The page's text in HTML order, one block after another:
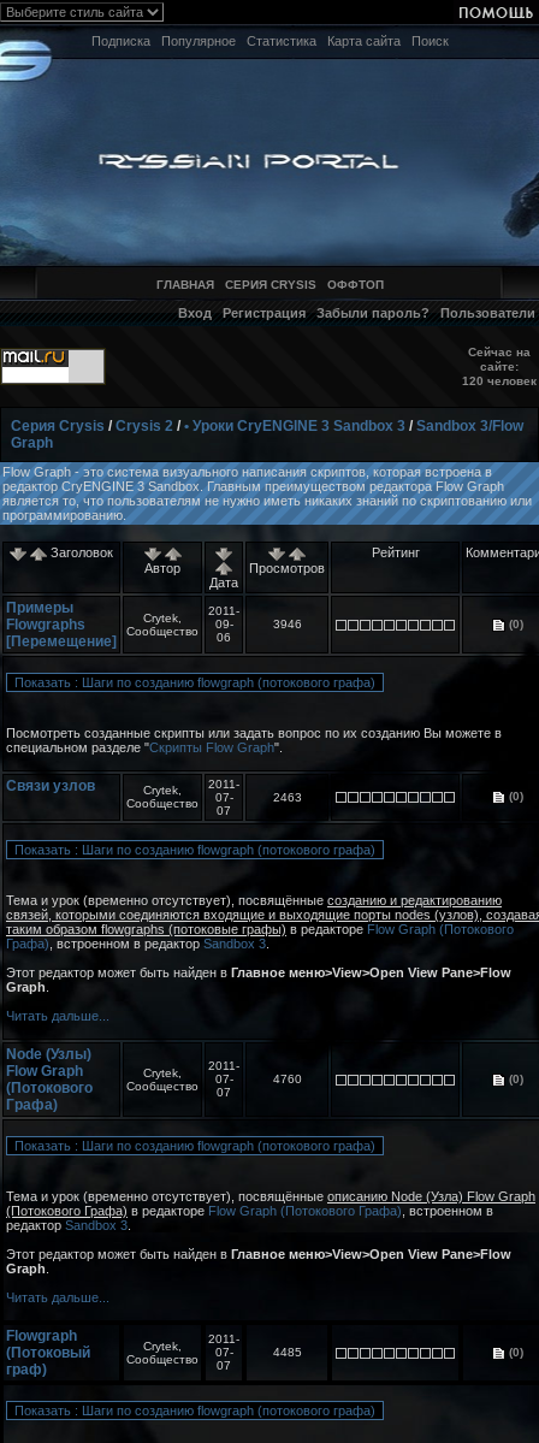
Подписка Популярное Статистика Карта сайта Поиск
ГЛАВНАЯ СЕРИЯ CRYSIS ОФФТОП
Вход Регистрация Забыли пароль? Пользователи
Сейчас на
сайте:
120 человек
Серия Crysis /Crysis 2 /• Уроки CryENGINE 3 Sandbox 3 /Sandbox 3/Flow
Graph
Flow Graph - это система визуального написания скриптов, которая встроена в
редактор CryENGINE 3 Sandbox. Главным преимуществом редактора Flow Graph
является то, что пользователям не нужно иметь никаких знаний по скриптованию или
программированию.
Заголовок
Автор
Дата
Просмотров
Рейтинг
Примеры
Flowgraphs
[Перемещение]
Crytek,
Сообщество
2011-
09-
06
3946 (0)
Посмотреть созданные скрипты или задать вопрос по их созданию Вы можете в
специальном разделе "Скрипты Flow Graph".
Связи узлов
Crytek,
Сообщество
2011-
07-
07
2463 (0)
Тема и урок (временно отсутствует), посвящённые созданию и редактированию
связей, которыми соединяются входящие и выходящие порты nodes (узлов),
таким образом flowgraphs (потоковые графы) в редакторе Flow Graph (Потокового
Графа) , встроенном в редактор Sandbox 3
Этот редактор может быть найден в Главное меню>View>Open View Pane>Flow
Graph
Читать дальше...
Node (Узлы)
Flow Graph
(Потокового
Графа)
Crytek,
Сообщество
2011-
07-
07
4760 (0)
Тема и урок (временно отсутствует), посвящённые описанию Node (Узла) Flow Graph
(Потокового Графа) в редакторе Flow Graph (Потокового Графа) , встроенном в
редактор Sandbox 3
Этот редактор может быть найден в Главное меню>View>Open View Pane>Flow
Graph
Читать дальше...
Flowgraph
(Потоковый
граф)
Crytek,
Сообщество
2011-
07-
07
4485 (0)